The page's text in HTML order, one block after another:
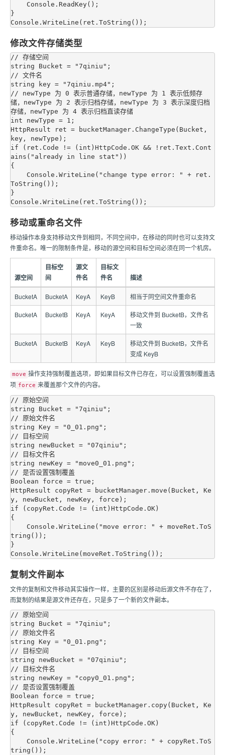
}
修改文件存储类型
// 存储空间
string Bucket = "7qiniu";
// 文件名
string key = "7qiniu.mp4";
// newType 为 0 表示普通存储，newType 为 1 表示低频存
储，newType 为 2 表示归档存储，newType 为 3 表示深度归档
存储，newType 为 4 表示归档直读存储
int newType = 1;
HttpResult ret = bucketManager.ChangeType(Bucket,
key, newType);
if (ret.Code != (int)HttpCode.OK && !ret.Text.Cont
ains("already in line stat"))
{
ToString());
}
移动或重命名文件
移动操作本身支持移动文件到相同，不同空间中，在移动的同时也可以支持文
件重命名。唯一的限制条件是，移动的源空间和目标空间必须在同一个机房。
源空间
目标空
间
源文
件名
目标文
件名
描述
BucketA BucketA KeyA KeyB 相当于同空间文件重命名
BucketA BucketB KeyA KeyA
移动文件到 BucketB，文件名
一致
BucketA BucketB KeyA KeyB
移动文件到 BucketB，文件名
变成 KeyB
move 操作支持强制覆盖选项，即如果目标文件已存在，可以设置强制覆盖选
项 force 来覆盖那个文件的内容。
// 原始空间
string Bucket = "7qiniu";
// 原始文件名
string Key = "0_01.png";
// 目标空间
string newBucket = "07qiniu";
// 目标文件名
string newKey = "move0_01.png";
// 是否设置强制覆盖
Boolean force = true;
HttpResult copyRet = bucketManager.move(Bucket, Ke
y, newBucket, newKey, force);
if (copyRet.Code != (int)HttpCode.OK)
{
tring());
}
复制文件副本
文件的复制和文件移动其实操作一样，主要的区别是移动后源文件不存在了，
而复制的结果是源文件还存在，只是多了一个新的文件副本。
// 原始空间
string Bucket = "7qiniu";
// 原始文件名
string Key = "0_01.png";
// 目标空间
string newBucket = "07qiniu";
// 目标文件名
string newKey = "copy0_01.png";
// 是否设置强制覆盖
Boolean force = true;
HttpResult copyRet = bucketManager.copy(Bucket, Ke
y, newBucket, newKey, force);
if (copyRet.Code != (int)HttpCode.OK)
{
tring());